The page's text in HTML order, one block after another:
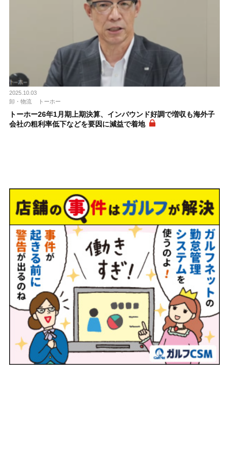
2025.10.03
卸・物流
トーホー
トーホー26年1月期上期決算、インバウンド好調で増収も海外子
会社の粗利率低下などを要因に減益で着地